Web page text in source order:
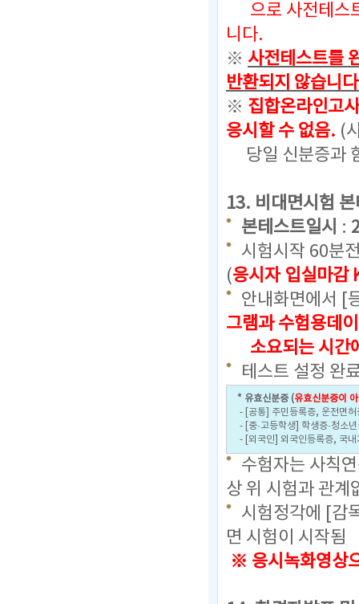
으로 사전테스
니다.
※ 사전테스트를
반환되지 않습니
※ 집합온라인고
응시할 수 없음. (
당일 신분증과
13. 비대면시험
본테스트일시 :
시험시작 60분
(응시자 입실마감
안내화면에서 [
그램과 수험용데
소요되는 시간
테스트 설정 완
* 유효신분증 (유효신분증이
- [공통] 주민등록증, 운전면
- [중·고등학생] 학생증·청소
- [외국인] 외국인등록증, 국
수험자는 사칙
상 위 시험과 관계
시험정각에 [감
면 시험이 시작됨
※ 응시녹화영상